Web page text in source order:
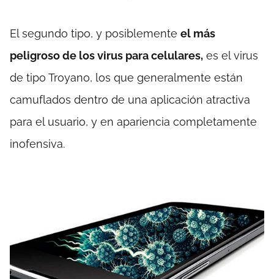
El segundo tipo, y posiblemente el más
peligroso de los virus para celulares, es el virus
de tipo Troyano, los que generalmente están
camuflados dentro de una aplicación atractiva
para el usuario, y en apariencia completamente
inofensiva.